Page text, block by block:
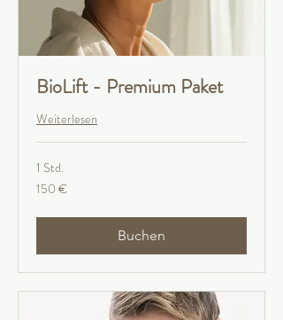
BioLift - Premium Paket
Weiterlesen
1 Std.
150
Euro
150 €
Buchen